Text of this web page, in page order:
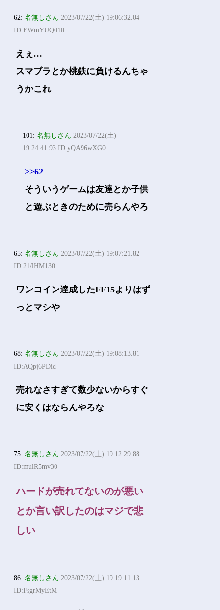
62:名無しさん 2023/07/22(土) 19:06:32.04
ID:EWmYUQ010
えぇ…
スマブラとか桃鉄に負けるんちゃ
うかこれ
101:名無しさん 2023/07/22(土)
19:24:41.93 ID:yQA96wXG0
>>62
そういうゲームは友達とか子供
と遊ぶときのために売らんやろ
65:名無しさん 2023/07/22(土) 19:07:21.82
ID:21/lHM130
ワンコイン達成したFF15よりはず
っとマシや
68:名無しさん 2023/07/22(土) 19:08:13.81
ID:AQpj6PDid
売れなさすぎて数少ないからすぐ
に安くはならんやろな
75:名無しさん 2023/07/22(土) 19:12:29.88
ID:mulR5mv30
ハードが売れてないのが悪い
とか言い訳したのはマジで悲
しい
86:名無しさん 2023/07/22(土) 19:19:11.13
ID:FsgrMyEtM